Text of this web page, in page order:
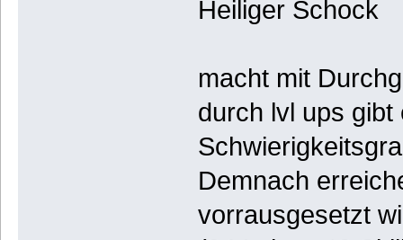
Heiliger Schock
macht mit
durch lvl ups gibt
Demnach
vorrausgesetzt